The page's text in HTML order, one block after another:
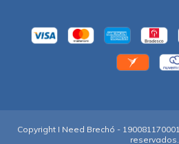
Copyright I Need Brechó -
reservados.